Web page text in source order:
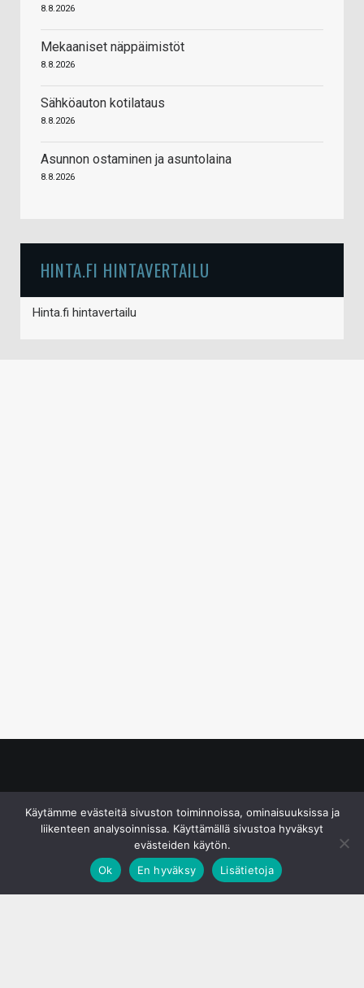
8.8.2026
Mekaaniset näppäimistöt
8.8.2026
Sähköauton kotilataus
8.8.2026
Asunnon ostaminen ja asuntolaina
8.8.2026
HINTA.FI HINTAVERTAILU
Hinta.fi hintavertailu
Käytämme evästeitä sivuston toiminnoissa, ominaisuuksissa ja
liikenteen analysoinnissa. Käyttämällä sivustoa hyväksyt
evästeiden käytön.
Ok
En hyväksy Lisätietoja